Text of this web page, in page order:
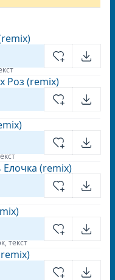
Роз (remix)
Елочка (remix)
текст